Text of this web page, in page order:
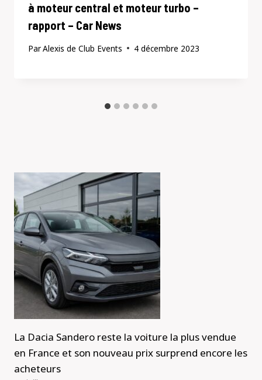
à moteur central et moteur turbo –
rapport – Car News
ParAlexis de Club Events 4 décembre 2023
La Dacia Sandero reste la voiture la plus vendue
en France et son nouveau prix surprend encore les
acheteurs